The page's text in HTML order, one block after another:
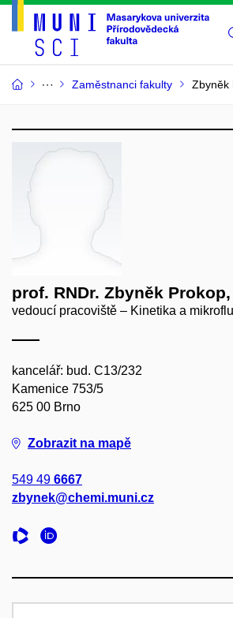
Zaměstnanci fakulty Zbyněk
prof. RNDr. Zbyněk Prokop,
vedoucí pracoviště – Kinetika a
kancelář: bud. C13/232
Kamenice 753/5
625 00 Brno
Zobrazit na mapě
549 49 6667
zbynek@chemi.muni.cz